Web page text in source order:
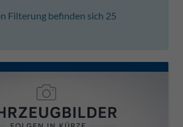
Filterung befinden sich 25